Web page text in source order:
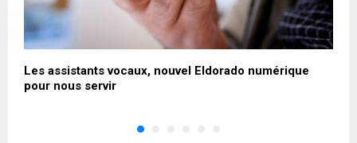
Les assistants vocaux, nouvel Eldorado numérique
pour nous servir